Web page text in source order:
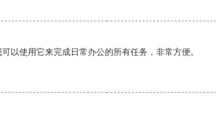
以使用它来完成日常办公的所有任务，非常方便。